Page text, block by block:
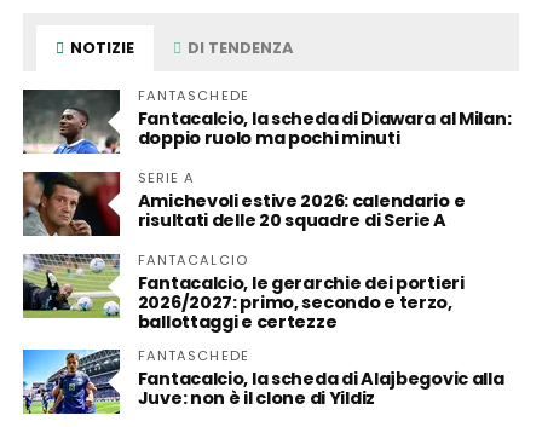
NOTIZIE DI TENDENZA
FANTASCHEDE
Fantacalcio, la scheda di Diawara al Milan:
doppio ruolo ma pochi minuti
SERIE A
Amichevoli estive 2026: calendario e
risultati delle 20 squadre di Serie A
FANTACALCIO
Fantacalcio, le gerarchie dei portieri
2026/2027: primo, secondo e terzo,
ballottaggi e certezze
FANTASCHEDE
Fantacalcio, la scheda di Alajbegovic alla
Juve: non è il clone di Yildiz